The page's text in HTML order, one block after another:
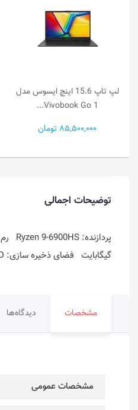
لپ تاپ 15.6 اینچ ایسوس مدل
توضیحات اجمالی
گیگابایت فضای ذخیره سازی: 1TB SSD
مشخصات دیدگاه‌ها
مشخصات عمومی